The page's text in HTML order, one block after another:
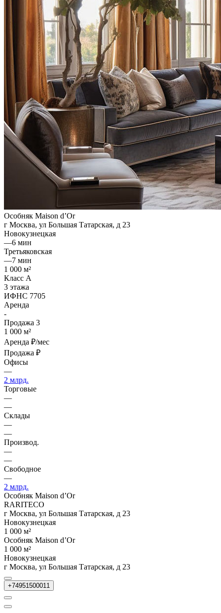
Особняк Maison d’Or
г Москва, ул Большая Татарская, д 23
Новокузнецкая
—6 мин
Третьяковская
—7 мин
1 000 м²
Класс A
3 этажа
ИФНС 7705
Аренда
-
Продажа 3
1 000 м²
Аренда ₽/мес
Продажа ₽
Офисы
—
2 млрд.
Торговые
—
—
Склады
—
—
Производ.
—
—
Свободное
—
2 млрд.
Особняк Maison d’Or
RARITECO
г Москва, ул Большая Татарская, д 23
Новокузнецкая
1 000 м²
Особняк Maison d’Or
1 000 м²
Новокузнецкая
г Москва, ул Большая Татарская, д 23
+74951500011